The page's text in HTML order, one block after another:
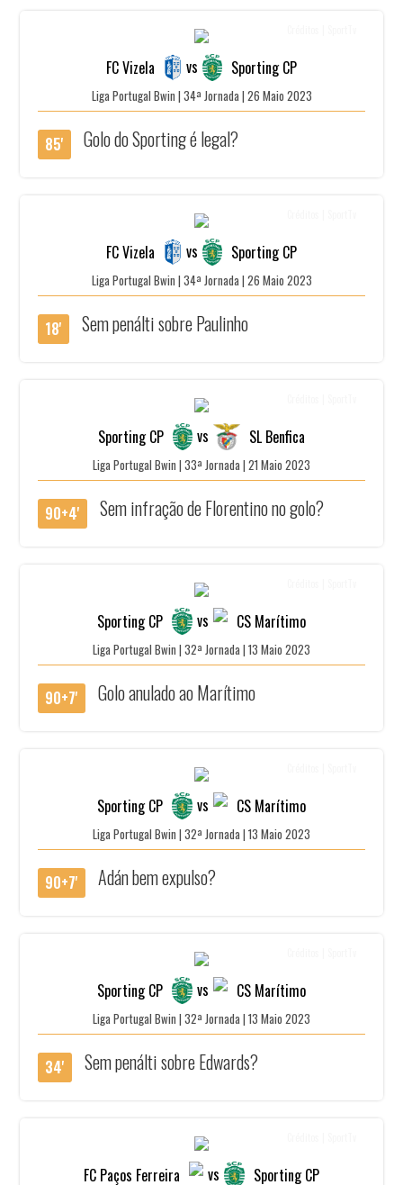
FC Vizela vs Sporting CP
Liga Portugal Bwin | 34ª Jornada | 26 Maio 2023
85' Golo do Sporting é legal?
FC Vizela vs Sporting CP
Liga Portugal Bwin | 34ª Jornada | 26 Maio 2023
18' Sem penálti sobre Paulinho
Sporting CP vs SL Benfica
Liga Portugal Bwin | 33ª Jornada | 21 Maio 2023
90+4' Sem infração de Florentino no golo?
Sporting CP vs CS Marítimo
Liga Portugal Bwin | 32ª Jornada | 13 Maio 2023
90+7' Golo anulado ao Marítimo
Sporting CP vs CS Marítimo
Liga Portugal Bwin | 32ª Jornada | 13 Maio 2023
90+7' Adán bem expulso?
Sporting CP vs CS Marítimo
Liga Portugal Bwin | 32ª Jornada | 13 Maio 2023
34' Sem penálti sobre Edwards?
FC Paços Ferreira vs Sporting CP